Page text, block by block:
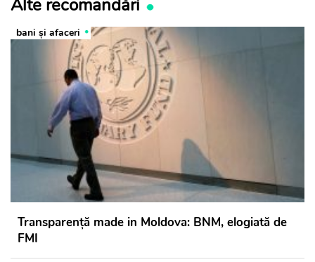
Alte recomandări
bani și afaceri
Transparență made in Moldova: BNM, elogiată de
FMI